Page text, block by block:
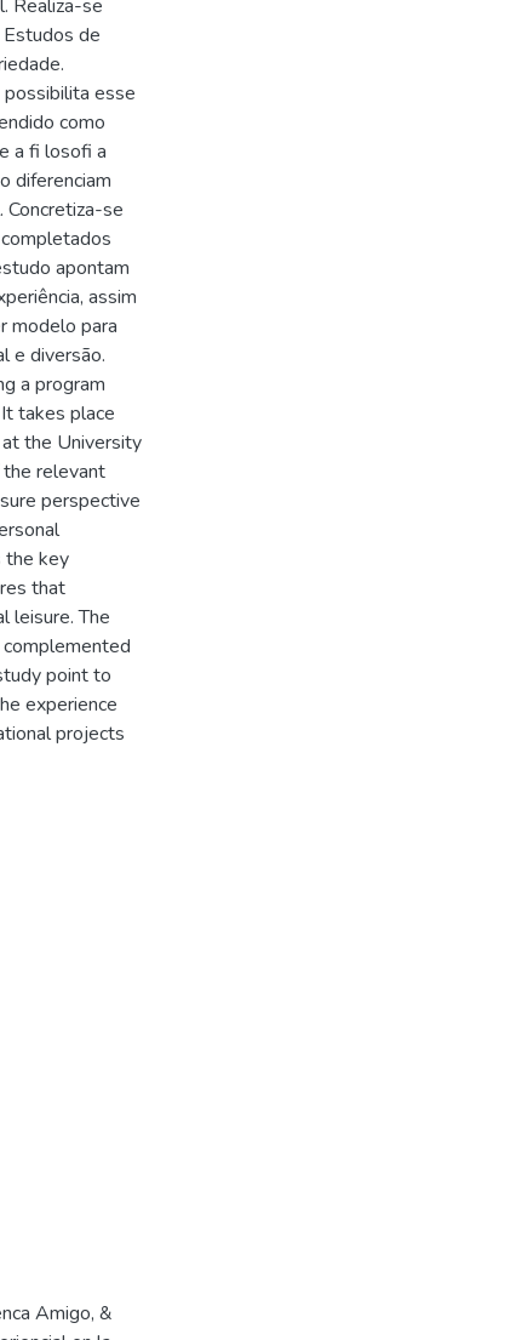
Realiza-se
de
esse
como
a fi losofi a
diferenciam
se
apontam
assim
modelo para
e diversão.
a program
takes place
the University
relevant
perspective
the key
that
leisure. The
point to
experience
projects
Amigo, &